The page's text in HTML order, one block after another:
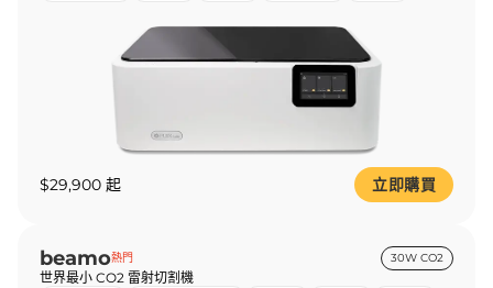
$29,900 起 立即購買
beamo熱門 30W CO2
世界最小 CO2 雷射切割機